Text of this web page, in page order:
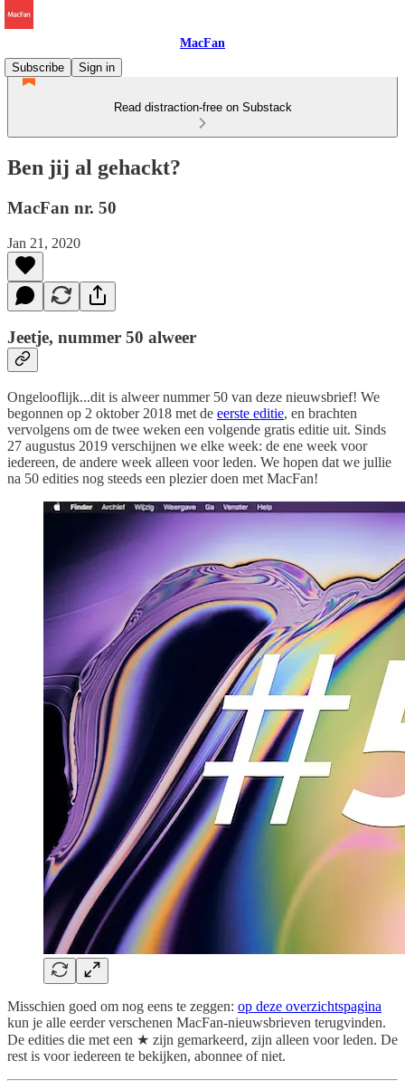
MacFan
Subscribe
Sign in
Read distraction-free on Substack
Ben jij al gehackt?
MacFan nr. 50
Jan 21, 2020
Jeetje, nummer 50 alweer
Ongelooflijk...dit is alweer nummer 50 van deze nieuwsbrief! We
begonnen op 2 oktober 2018 met de eerste editie, en brachten
vervolgens om de twee weken een volgende gratis editie uit. Sinds
27 augustus 2019 verschijnen we elke week: de ene week voor
iedereen, de andere week alleen voor leden. We hopen dat we jullie
na 50 edities nog steeds een plezier doen met MacFan!
Misschien goed om nog eens te zeggen: op deze overzichtspagina
kun je alle eerder verschenen MacFan-nieuwsbrieven terugvinden.
De edities die met een ★ zijn gemarkeerd, zijn alleen voor leden. De
rest is voor iedereen te bekijken, abonnee of niet.